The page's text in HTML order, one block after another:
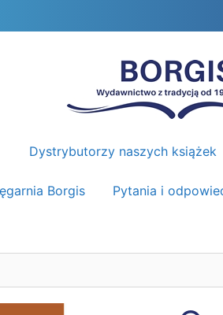
Dystrybutorzy naszych książek
Borgis Pytania i